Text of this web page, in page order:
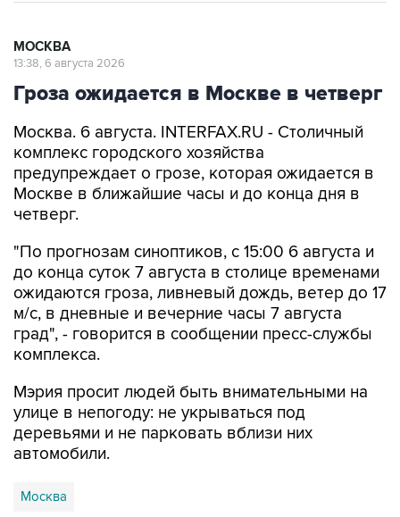
МОСКВА
13:38, 6 августа 2026
Гроза ожидается в Москве в четверг
Москва. 6 августа. INTERFAX.RU - Столичный
комплекс городского хозяйства
предупреждает о грозе, которая ожидается в
Москве в ближайшие часы и до конца дня в
четверг.
"По прогнозам синоптиков, с 15:00 6 августа и
до конца суток 7 августа в столице временами
ожидаются гроза, ливневый дождь, ветер до 17
м/с, в дневные и вечерние часы 7 августа
град", - говорится в сообщении пресс-службы
комплекса.
Мэрия просит людей быть внимательными на
улице в непогоду: не укрываться под
деревьями и не парковать вблизи них
автомобили.
Москва